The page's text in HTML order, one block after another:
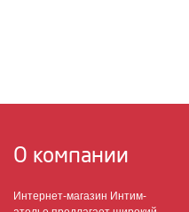
О компании
Интернет-магазин Интим-